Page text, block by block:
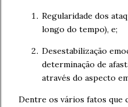
Regularidade dos
longo do tempo), e;
Desestabilização
determinação de
através do aspecto
Dentre os vários fatos que